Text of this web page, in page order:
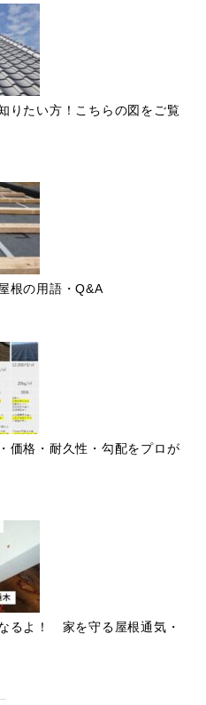
りたい方！こちらの図をご覧
根の用語・Q&A
価格・耐久性・勾配をプロが
るよ！ 家を守る屋根通気・